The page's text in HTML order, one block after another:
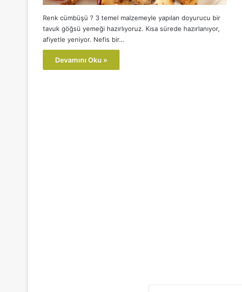
Renk cümbüşü ? 3 temel malzemeyle yapılan doyurucu bir
tavuk göğsü yemeği hazırlıyoruz. Kısa sürede hazırlanıyor,
afiyetle yeniyor. Nefis bir…
Devamını Oku »